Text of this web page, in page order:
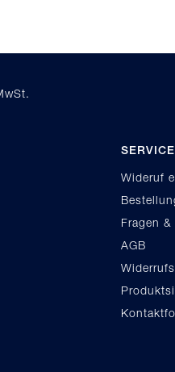
SERVICE
Wideruf
Fragen
AGB